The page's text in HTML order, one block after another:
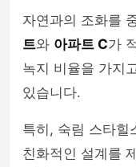
자연과의 조화를
트와 아파트 C가
녹지 비율을 가지
있습니다.
특히, 숙림 스타힐
친화적인 설계를